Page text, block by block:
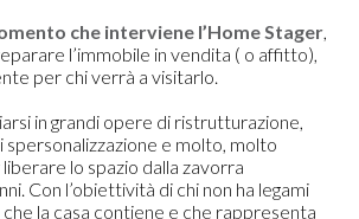
che interviene l’Home Stager
l’immobile in vendita ( o affitto),
per chi verrà a visitarlo.
in grandi opere di ristrutturazione,
spersonalizzazione e molto, molto
lo spazio dalla zavorra
Con l’obiettività di chi non ha legami
la casa contiene e che rappresenta